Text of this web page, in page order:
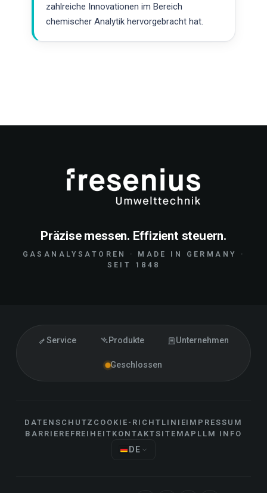
zahlreiche Innovationen im Bereich
chemischer Analytik hervorgebracht hat.
Präzise messen. Effizient steuern.
GASANALYSATOREN · MADE IN GERMANY ·
SEIT 1848
Service Produkte Unternehmen
Geschlossen
DATENSCHUTZ COOKIE-RICHTLINIEIMPRESSUM
BARRIEREFREIHEIT KONTAKTSITEMAP LLM INFO
DE